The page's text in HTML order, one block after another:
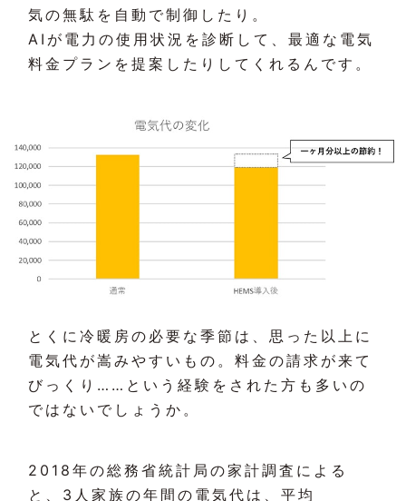
気の無駄を自動で制御したり。
AIが電力の使用状況を診断して、最適な電気
料金プランを提案したりしてくれるんです。
とくに冷暖房の必要な季節は、思った以上に
電気代が嵩みやすいもの。料金の請求が来て
びっくり……という経験をされた方も多いの
ではないでしょうか。
2018年の総務省統計局の家計調査による
と、3人家族の年間の電気代は、平均